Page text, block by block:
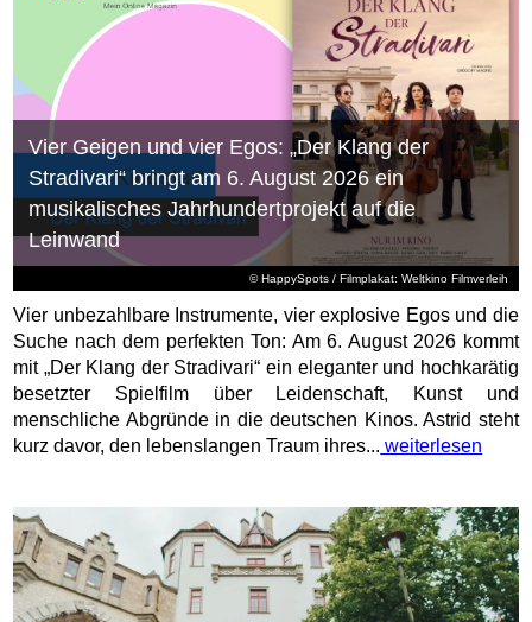
© HappySpots / Filmplakat: Weltkino Filmverleih
Vier Geigen und vier Egos: „Der Klang der
Stradivari“ bringt am 6. August 2026 ein
musikalisches Jahrhundertprojekt auf die
Leinwand
Vier unbezahlbare Instrumente, vier explosive Egos und die
Suche nach dem perfekten Ton: Am 6. August 2026 kommt
mit „Der Klang der Stradivari“ ein eleganter und hochkarätig
besetzter Spielfilm über Leidenschaft, Kunst und
menschliche Abgründe in die deutschen Kinos. Astrid steht
kurz davor, den lebenslangen Traum ihres... weiterlesen